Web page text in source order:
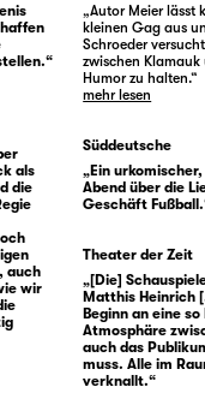
als
die
auch
wir
„Autor Meier lässt
kleinen Gag aus
Schroeder
zwischen
Humor zu halten.“
mehr lesen
Süddeutsche
„Ein
Abend über die
Geschäft
Theater der Zeit
„[Die]
Matthis Heinrich
Beginn an eine
Atmosphäre
auch das
muss. Alle im
verknallt.“